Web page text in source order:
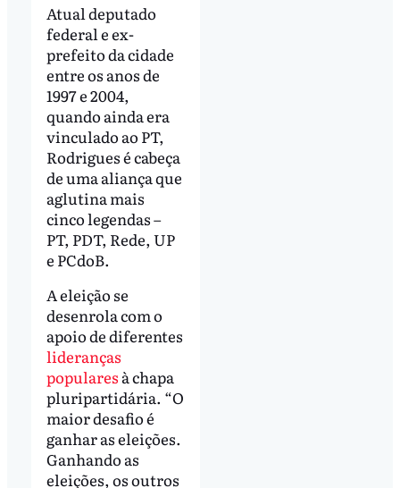
Atual deputado
federal e ex-
prefeito da cidade
entre os anos de
1997 e 2004,
quando ainda era
vinculado ao PT,
Rodrigues é cabeça
de uma aliança que
aglutina mais
cinco legendas –
PT, PDT, Rede, UP
e PCdoB.
A eleição se
desenrola com o
apoio de diferentes
lideranças
populares à chapa
pluripartidária. “O
maior desafio é
ganhar as eleições.
Ganhando as
eleições, os outros